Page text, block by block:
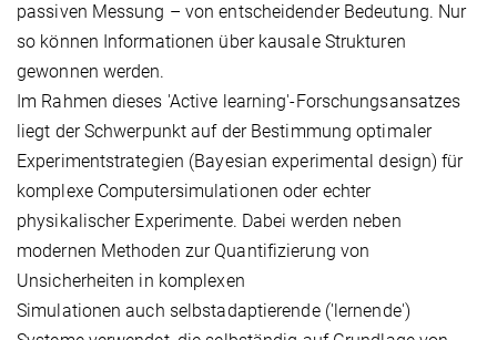
passiven Messung – von entscheidender Bedeutung. Nur
so können Informationen über kausale Strukturen
gewonnen werden.
Im Rahmen dieses 'Active learning'-Forschungsansatzes
liegt der Schwerpunkt auf der Bestimmung optimaler
Experimentstrategien (Bayesian experimental design) für
komplexe Computersimulationen oder echter
physikalischer Experimente. Dabei werden neben
modernen Methoden zur Quantifizierung von
Unsicherheiten in komplexen
Simulationen auch selbstadaptierende ('lernende')